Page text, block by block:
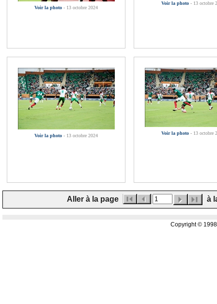
Voir la photo - 13 octobre 2024
Voir la photo - 13 octobre
Voir la photo - 13 octobre 2024 Voir la photo - 13 octobre
Aller à la page à
Copyright ©